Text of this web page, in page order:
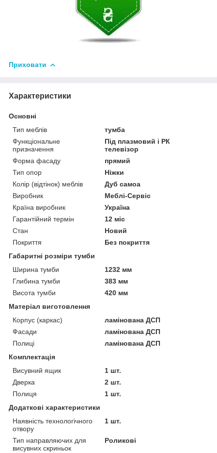
Приховати
Характеристики
Основні
Тип меблів
тумба
Функціональне
призначення
Під плазмовий і РК
телевізор
Форма фасаду
прямий
Тип опор
Ніжки
Колір (відтінок) меблів
Дуб самоа
Виробник
Меблі-Сервіс
Країна виробник
Україна
Гарантійний термін
12 міс
Стан
Новий
Покриття
Без покриття
Габаритні розміри тумби
Ширина тумби
1232 мм
Глибина тумби
383 мм
Висота тумби
420 мм
Матеріал виготовлення
Корпус (каркас)
ламінована ДСП
Фасади
ламінована ДСП
Полиці
ламінована ДСП
Комплектація
Висувний ящик
1 шт.
Дверка
2 шт.
Полиця
1 шт.
Додаткові характеристики
Наявність технологічного
отвору
1 шт.
Тип направляючих для
висувних скриньок
Роликові